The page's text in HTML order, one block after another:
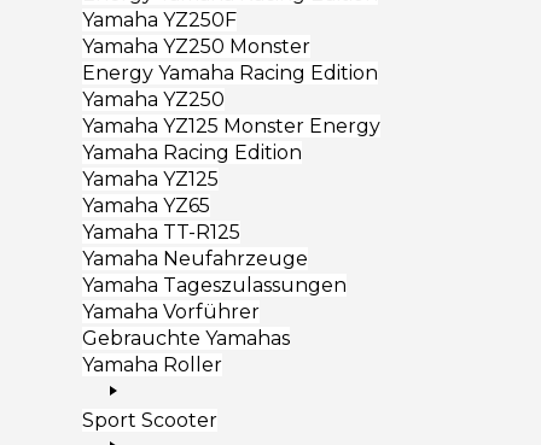
Yamaha YZ250F
Yamaha YZ250 Monster
Energy Yamaha Racing Edition
Yamaha YZ250
Yamaha YZ125 Monster Energy
Yamaha Racing Edition
Yamaha YZ125
Yamaha YZ65
Yamaha TT-R125
Yamaha Neufahrzeuge
Yamaha Tageszulassungen
Yamaha Vorführer
Gebrauchte Yamahas
Yamaha Roller
Sport Scooter